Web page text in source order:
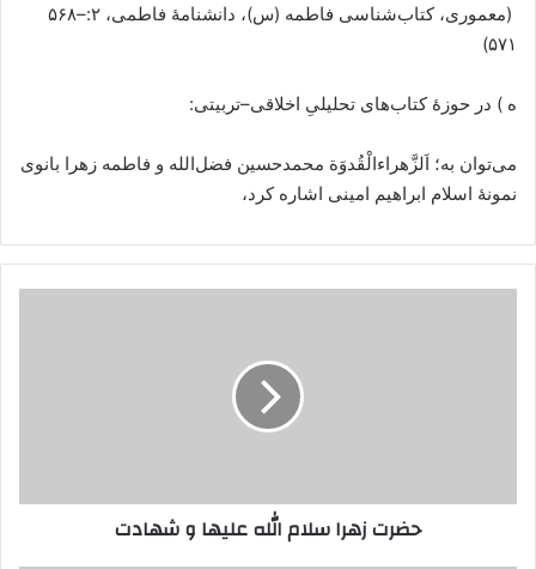
(معموری، کتاب‌شناسی فاطمه (س)، دانشنامهٔ فاطمی، ۲:‎ ۵۶۸–
۵۷۱)
ه ) در حوزهٔ کتاب‌های تحلیلیِ اخلاقی–تربیتی:
می‌توان به؛ اَلزَّهراءالْقُدوَة محمدحسین فضل‌الله و فاطمه زهرا بانوی
نمونهٔ اسلام ابراهیم امینی اشاره کرد،
حضرت زهرا سلام الله علیها و شهادت